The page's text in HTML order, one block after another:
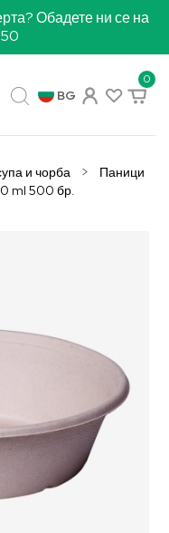
Обадете ни се на
0
BG
и чорба
Паници
ml 500 бр.